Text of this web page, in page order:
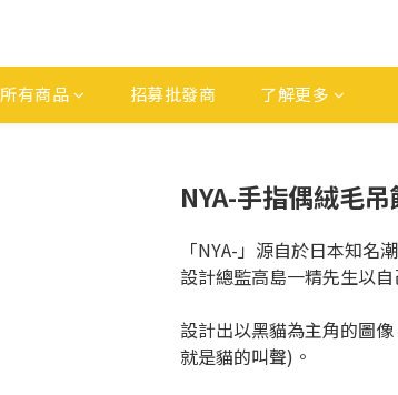
所有商品 招募批發商 了解更多
NYA-手指偶絨毛吊
「NYA-」源自於日本知
設計總監高島一精先生以
設計出以黑貓為主角的圖
就是貓的叫聲)。